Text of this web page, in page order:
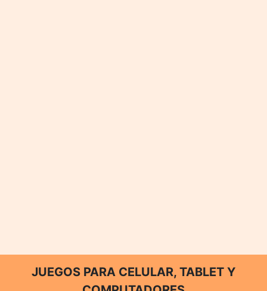
JUEGOS PARA CELULAR, TABLET Y